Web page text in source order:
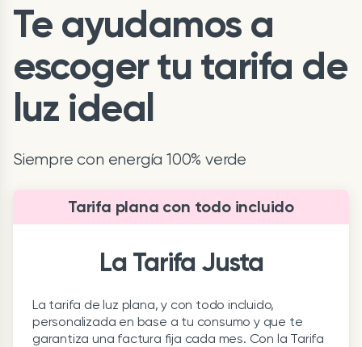
Te ayudamos a
escoger tu tarifa de
luz ideal
Siempre con energía 100% verde
Tarifa plana con todo incluido
La Tarifa Justa
La tarifa de luz plana, y con todo incluido,
personalizada en base a tu consumo y que te
garantiza una factura fija cada mes. Con la Tarifa